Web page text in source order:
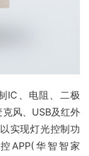
IC、电阻、二极
风、USB及红外
实现灯光控制功
APP(华智智家